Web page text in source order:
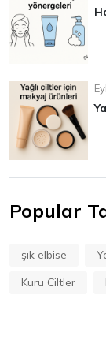
Popular
şık elbise
Kuru Ciltler